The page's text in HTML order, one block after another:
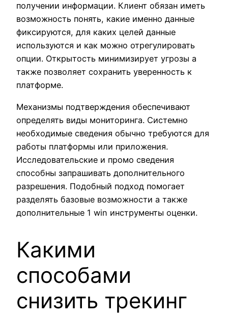
получении информации. Клиент обязан иметь
возможность понять, какие именно данные
фиксируются, для каких целей данные
используются и как можно отрегулировать
опции. Открытость минимизирует угрозы а
также позволяет сохранить уверенность к
платформе.
Механизмы подтверждения обеспечивают
определять виды мониторинга. Системно
необходимые сведения обычно требуются для
работы платформы или приложения.
Исследовательские и промо сведения
способны запрашивать дополнительного
разрешения. Подобный подход помогает
разделять базовые возможности а также
дополнительные 1 win инструменты оценки.
Какими
способами
снизить трекинг